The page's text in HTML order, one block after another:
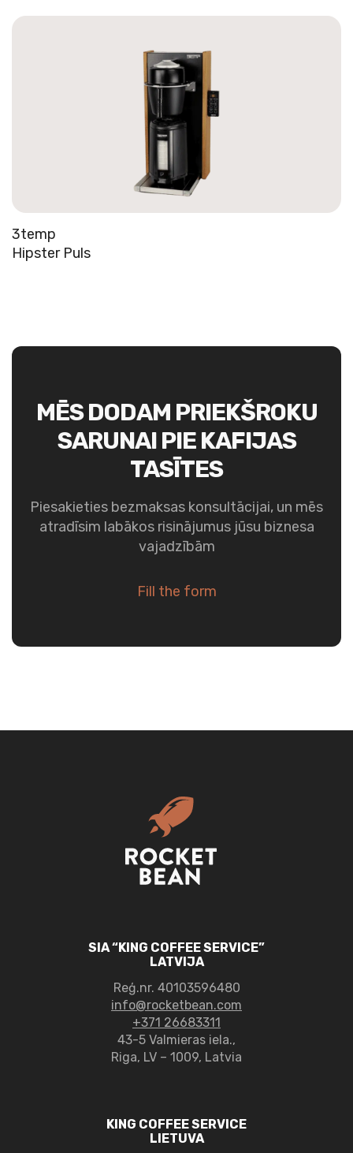
3temp
Hipster Puls
MĒS DODAM PRIEKŠROKU
SARUNAI PIE KAFIJAS
TASĪTES
Piesakieties bezmaksas konsultācijai, un mēs
atradīsim labākos risinājumus jūsu biznesa
vajadzībām
Fill the form
SIA “KING COFFEE SERVICE”
LATVIJA
Reģ.nr. 40103596480
info@rocketbean.com
+371 26683311
43-5 Valmieras iela.,
Riga, LV – 1009, Latvia
KING COFFEE SERVICE
LIETUVA